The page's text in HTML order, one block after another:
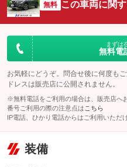
無料 この車両に関
まずは
無料電
お気軽にどうぞ。問合せ後に何度も
ドレスは販売店に公開されません。
※無料電話をご利用の場合は、販売店へ
番号ご利用の際の注意点は こちら
IP電話、ひかり電話からはご利用いただ
装備